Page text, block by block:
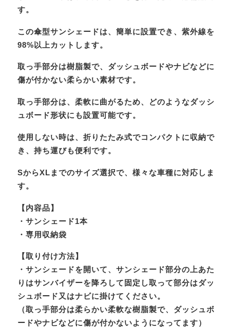
す。
この傘型サンシェードは、簡単に設置でき、紫外線を
98%以上カットします。
取っ手部分は樹脂製で、ダッシュボードやナビなどに
傷が付かない柔らかい素材です。
取っ手部分は、柔軟に曲がるため、どのようなダッシ
ュボード形状にも設置可能です。
使用しない時は、折りたたみ式でコンパクトに収納で
き、持ち運びも便利です。
SからXLまでのサイズ選択で、様々な車種に対応しま
す。
【内容品】
・サンシェード1本
・専用収納袋
【取り付け方法】
・サンシェードを開いて、サンシェード部分の上あた
りはサンバイザーを降ろして固定し取って部分はダッ
シュボード又はナビに掛けてください。
（取っ手部分は柔らかい柔軟な樹脂製で、ダッシュボ
ードやナビなどに傷が付かないようになってます）